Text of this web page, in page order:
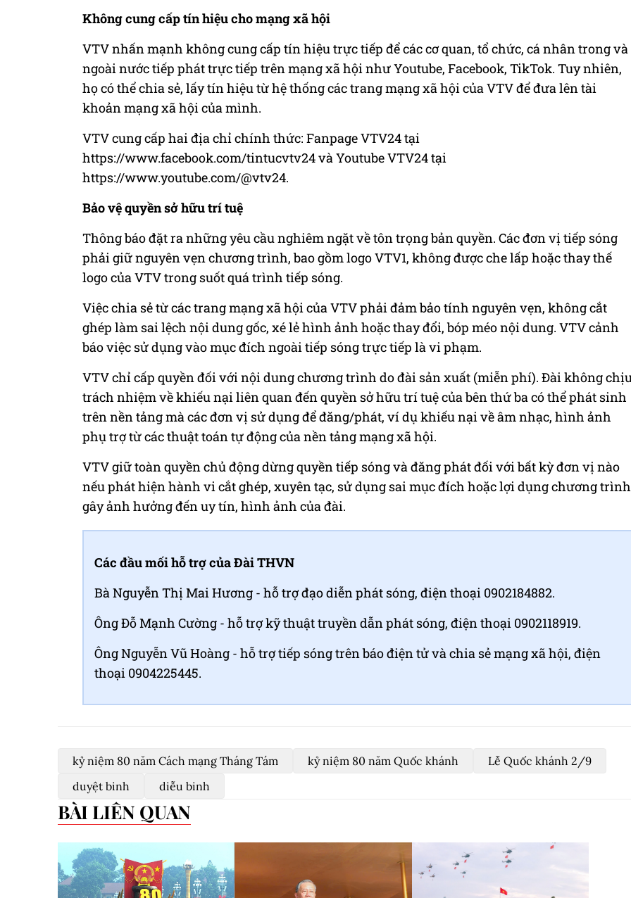
Không cung cấp tín hiệu cho mạng xã hội
VTV nhấn mạnh không cung cấp tín hiệu trực tiếp để các cơ quan, tổ chức, cá nhân trong và
ngoài nước tiếp phát trực tiếp trên mạng xã hội như Youtube, Facebook, TikTok. Tuy nhiên,
họ có thể chia sẻ, lấy tín hiệu từ hệ thống các trang mạng xã hội của VTV để đưa lên tài
khoản mạng xã hội của mình.
VTV cung cấp hai địa chỉ chính thức: Fanpage VTV24 tại
https://www.facebook.com/tintucvtv24 và Youtube VTV24 tại
https://www.youtube.com/@vtv24.
Bảo vệ quyền sở hữu trí tuệ
Thông báo đặt ra những yêu cầu nghiêm ngặt về tôn trọng bản quyền. Các đơn vị tiếp sóng
phải giữ nguyên vẹn chương trình, bao gồm logo VTV1, không được che lấp hoặc thay thế
logo của VTV trong suốt quá trình tiếp sóng.
Việc chia sẻ từ các trang mạng xã hội của VTV phải đảm bảo tính nguyên vẹn, không cắt
ghép làm sai lệch nội dung gốc, xé lẻ hình ảnh hoặc thay đổi, bóp méo nội dung. VTV cảnh
báo việc sử dụng vào mục đích ngoài tiếp sóng trực tiếp là vi phạm.
VTV chỉ cấp quyền đối với nội dung chương trình do đài sản xuất (miễn phí). Đài không
trách nhiệm về khiếu nại liên quan đến quyền sở hữu trí tuệ của bên thứ ba có thể phát sinh
trên nền tảng mà các đơn vị sử dụng để đăng/phát, ví dụ khiếu nại về âm nhạc, hình ảnh
phụ trợ từ các thuật toán tự động của nền tảng mạng xã hội.
VTV giữ toàn quyền chủ động dừng quyền tiếp sóng và đăng phát đối với bất kỳ đơn vị nào
nếu phát hiện hành vi cắt ghép, xuyên tạc, sử dụng sai mục đích hoặc lợi dụng chương trình
gây ảnh hưởng đến uy tín, hình ảnh của đài.
Các đầu mối hỗ trợ của Đài THVN
Bà Nguyễn Thị Mai Hương - hỗ trợ đạo diễn phát sóng, điện thoại 0902184882.
Ông Đỗ Mạnh Cường - hỗ trợ kỹ thuật truyền dẫn phát sóng, điện thoại 0902118919.
Ông Nguyễn Vũ Hoàng - hỗ trợ tiếp sóng trên báo điện tử và chia sẻ mạng xã hội, điện
thoại 0904225445.
kỷ niệm 80 năm Cách mạng Tháng Tám kỷ niệm 80 năm Quốc khánh
Lễ Quốc khánh 2/9
duyệt binh
diễu binh
BÀI LIÊN QUAN